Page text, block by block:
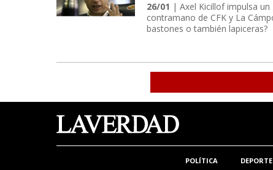
26/01 | Axel Kicillof impulsa
contramano de CFK y La
bastones o también lapiceras?
POLÍTICA